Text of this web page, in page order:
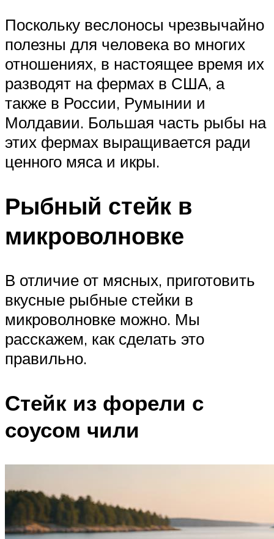
Поскольку веслоносы чрезвычайно
полезны для человека во многих
отношениях, в настоящее время их
разводят на фермах в США, а
также в России, Румынии и
Молдавии. Большая часть рыбы на
этих фермах выращивается ради
ценного мяса и икры.
Рыбный стейк в
микроволновке
В отличие от мясных, приготовить
вкусные рыбные стейки в
микроволновке можно. Мы
расскажем, как сделать это
правильно.
Стейк из форели с
соусом чили